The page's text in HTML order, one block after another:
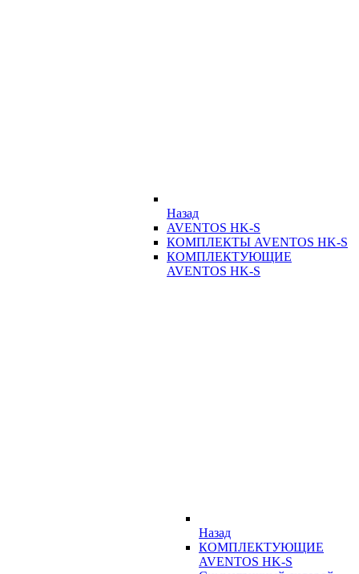
Назад
AVENTOS HK-S
КОМПЛЕКТЫ AVENTOS HK-S
КОМПЛЕКТУЮЩИЕ
AVENTOS HK-S
Назад
КОМПЛЕКТУЮЩИЕ
AVENTOS HK-S